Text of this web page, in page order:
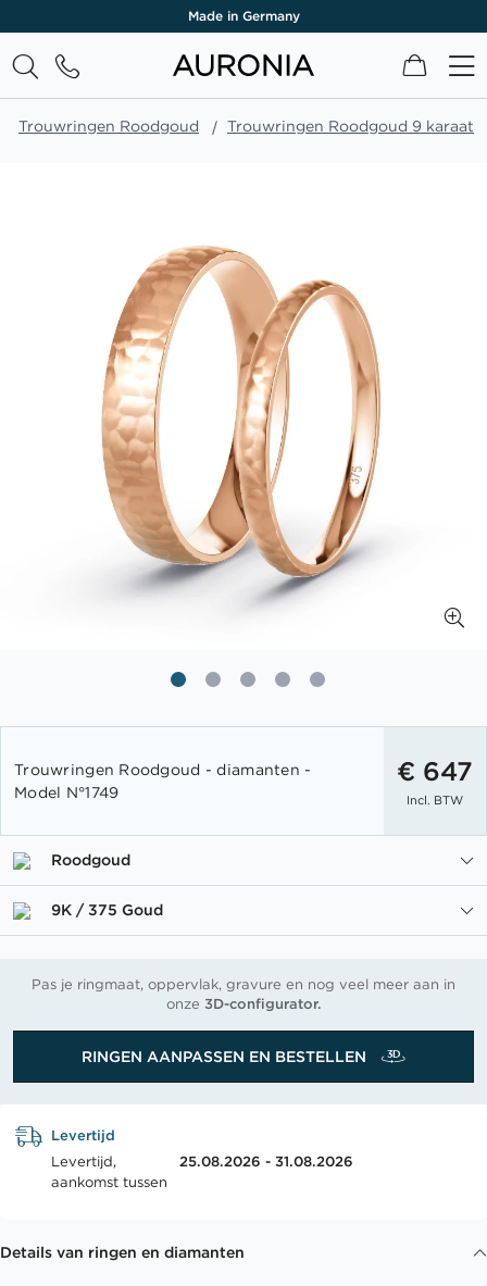
Made in Germany
Trouwringen Roodgoud Trouwringen Roodgoud 9 karaat
het
begin
de
afbeeldingen-
Trouwringen Roodgoud - diamanten -
Model N°1749
€ 647
Incl. BTW
Roodgoud
9K / 375 Goud
Pas je ringmaat, oppervlak, gravure en nog veel meer aan in
onze 3D-configurator.
RINGEN AANPASSEN EN BESTELLEN
Levertijd
Levertijd,
aankomst tussen
25.08.2026 - 31.08.2026
Details van ringen en diamanten